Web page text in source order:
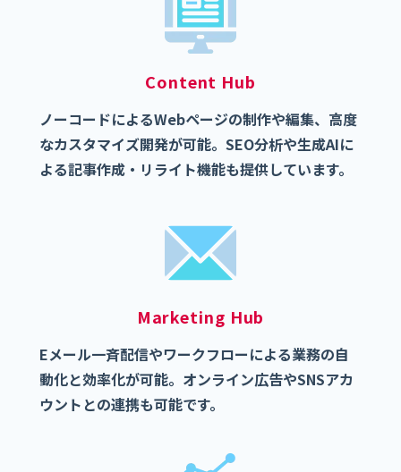
Content Hub
ノーコードによるWebページの制作や編集、高度
なカスタマイズ開発が可能。SEO分析や生成AIに
よる記事作成・リライト機能も提供しています。
Marketing Hub
Eメール一斉配信やワークフローによる業務の自
動化と効率化が可能。オンライン広告やSNSアカ
ウントとの連携も可能です。